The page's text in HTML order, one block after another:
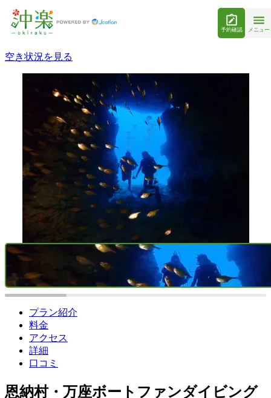
予約確認 メニュー
空き状況を見る
プラン紹介
料金
アクセス
詳細
口コミ
恩納村・万座ボートファンダイビング